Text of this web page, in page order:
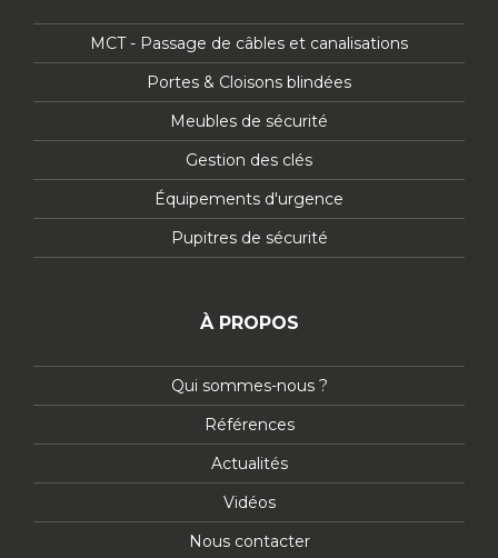
MCT - Passage de câbles et canalisations
Portes & Cloisons blindées
Meubles de sécurité
Gestion des clés
Équipements d'urgence
Pupitres de sécurité
À PROPOS
Qui sommes-nous ?
Références
Actualités
Vidéos
Nous contacter